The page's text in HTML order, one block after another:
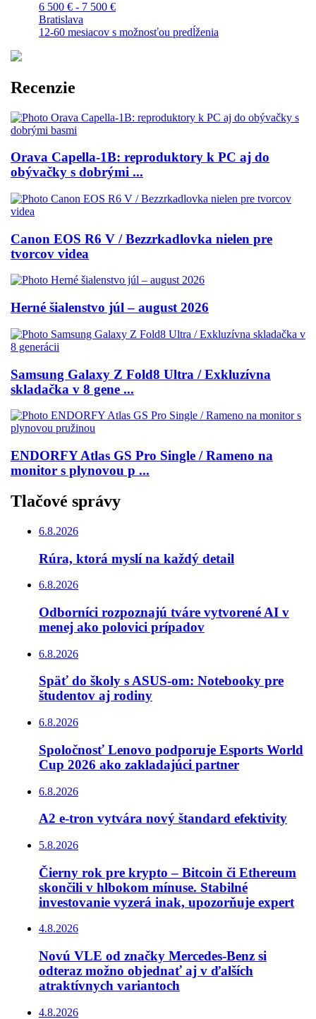
6 500 € - 7 500 €
Bratislava
12-60 mesiacov s možnosťou predĺženia
Recenzie
Orava Capella-1B: reproduktory k PC aj do
obývačky s dobrými ...
Canon EOS R6 V / Bezzrkadlovka nielen pre
tvorcov videa
Herné šialenstvo júl – august 2026
Samsung Galaxy Z Fold8 Ultra / Exkluzívna
skladačka v 8 gene ...
ENDORFY Atlas GS Pro Single / Rameno na
monitor s plynovou p ...
Tlačové správy
6.8.2026
Rúra, ktorá myslí na každý detail
6.8.2026
Odborníci rozpoznajú tváre vytvorené AI v
menej ako polovici prípadov
6.8.2026
Späť do školy s ASUS-om: Notebooky pre
študentov aj rodiny
6.8.2026
Spoločnosť Lenovo podporuje Esports World
Cup 2026 ako zakladajúci partner
6.8.2026
A2 e-tron vytvára nový štandard efektivity
5.8.2026
Čierny rok pre krypto – Bitcoin či Ethereum
skončili v hlbokom mínuse. Stabilné
investovanie vyzerá inak, upozorňuje expert
4.8.2026
Novú VLE od značky Mercedes-Benz si
odteraz možno objednať aj v ďalších
atraktívnych variantoch
4.8.2026